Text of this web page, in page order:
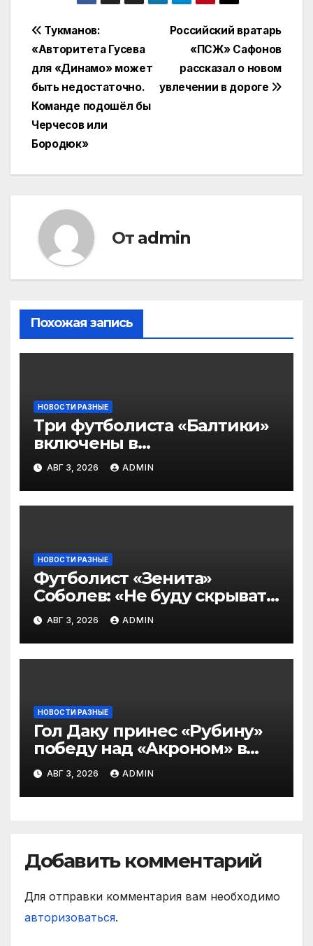
Навигация
по
записям
Российский вратарь
«ПСЖ» Сафонов
рассказал о новом
увлечении в дороге
Тукманов:
«Авторитета Гусева
для «Динамо» может
быть недостаточно.
Команде подошёл бы
Черчесов или
Бородюк»
От admin
Похожая запись
НОВОСТИ РАЗНЫЕ
Три футболиста «Балтики»
включены в
символическую сборную
2‑го тура РПЛ по версии
подписчиков МАТЧ
АВГ 3, 2026 ADMIN
НОВОСТИ РАЗНЫЕ
Футболист «Зенита»
Соболев: «Не буду скрывать
— в Оренбурге всегда
тяжело играть»
АВГ 3, 2026 ADMIN
НОВОСТИ РАЗНЫЕ
Гол Даку принес «Рубину»
победу над «Акроном» в
матче РПЛ
АВГ 3, 2026 ADMIN
Добавить комментарий
Для отправки комментария вам необходимо
авторизоваться.